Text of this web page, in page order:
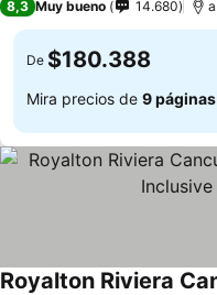
8,3 Muy bueno 14.680
De $180.388
Mira precios de 9 páginas